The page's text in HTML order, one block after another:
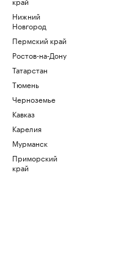
Нижний
Новгород
Пермский край
Ростов-на-Дону
Татарстан
Тюмень
Черноземье
Кавказ
Карелия
Мурманск
Приморский
край